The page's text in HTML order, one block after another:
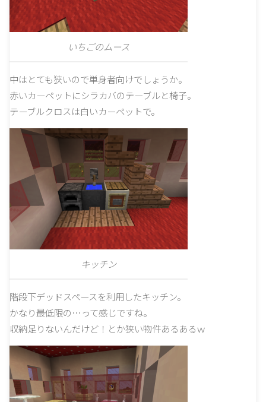
いちごのムース
中はとても狭いので単身者向けでしょうか。
赤いカーペットにシラカバのテーブルと椅子。
テーブルクロスは白いカーペットで。
キッチン
階段下デッドスペースを利用したキッチン。
かなり最低限の…って感じですね。
収納足りないんだけど！とか狭い物件あるあるｗ